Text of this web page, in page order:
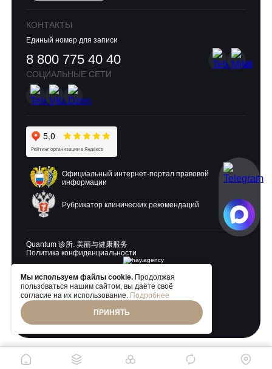
КОНТАКТЫ
Единый номер для записи
8 800 775 40 40
СОЦИАЛЬНЫЕ СЕТИ
Официальный интернет-портал правовой
информации
Рубрикатор клинических рекомендаций
Политика конфиденциальности
Разработка и продвижение:
Quantum 诊所. 美丽与健康服务
Мы используем файлы cookie. Продолжая
пользоваться нашим сайтом, вы даёте своё
согласие на их использование. Подробнее
ПРИНЯТЬ